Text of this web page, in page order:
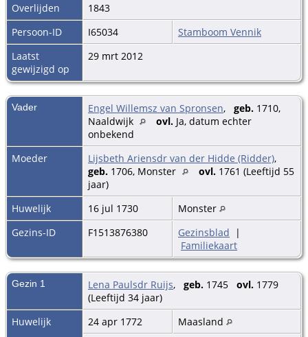
Overlijden
1843
Persoon-ID
I65034
Stamboom Vennik
Laatst
gewijzigd op
29 mrt 2012
Vader Engel Willemsz van Spronsen, geb. 1710,
Naaldwijk
ovl. Ja, datum echter
onbekend
Moeder
Lijsbeth Ariensdr van der Hidde (Ridder),
geb. 1706, Monster ovl. 1761 (Leeftijd 55
jaar)
Huwelijk
16 jul 1730
Monster
Gezins-ID
F1513876380 Gezinsblad |
Familiekaart
Gezin 1 Lena Paulsdr Ruijs, geb. 1745 ovl. 1779
(Leeftijd 34 jaar)
Huwelijk
24 apr 1772
Maasland